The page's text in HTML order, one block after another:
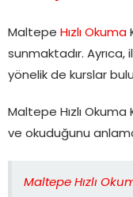
Maltepe Hızlı Okuma
sunmaktadır.
yönelik de kurslar
Maltepe Hızlı
ve okuduğunu
Maltepe Hızlı